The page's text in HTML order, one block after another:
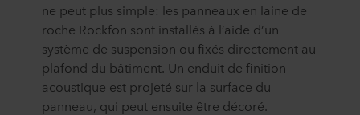
ne peut plus simple: les panneaux en laine de
roche Rockfon sont installés à l’aide d’un
système de suspension ou fixés directement au
plafond du bâtiment. Un enduit de finition
acoustique est projeté sur la surface du
panneau, qui peut ensuite être décoré.